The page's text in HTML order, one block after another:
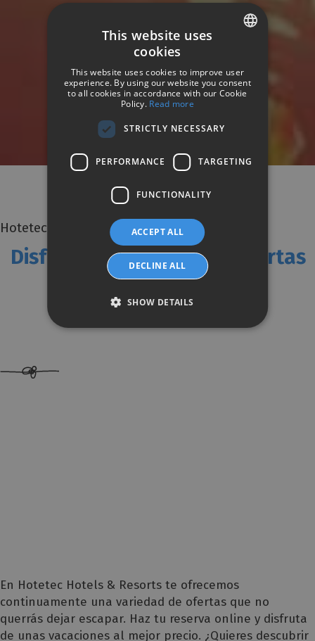
HOTETEC HOTELS & RESORTS
Ofertas
Hotetec Hotels & Resorts
Disfruta de las mejores ofertas
En Hotetec Hotels & Resorts te ofrecemos
continuamente una variedad de ofertas que no
querrás dejar escapar. Haz tu reserva online y disfruta
de unas vacaciones al mejor precio. ¿Quieres descubrir
ENGLISH
This website uses
cookies
This website uses cookies to improve user
experience. By using our website you consent
to all cookies in accordance with our Cookie
Policy. Read more
STRICTLY NECESSARY
PERFORMANCE TARGETING
FUNCTIONALITY
ACCEPT ALL
DECLINE ALL
SHOW DETAILS